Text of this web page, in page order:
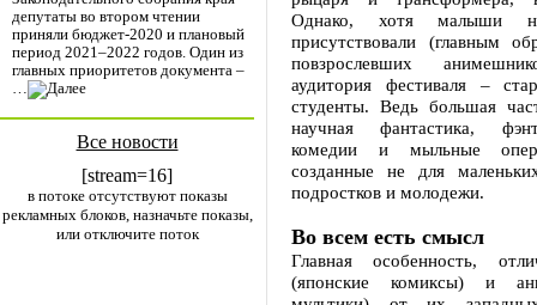
депутаты во втором чтении
приняли бюджет-2020 и плановый
период 2021–2022 годов. Один из
главных приоритетов документа –
…
Все новости
[stream=16]
в потоке отсутствуют показы
рекламных блоков, назначьте показы,
или отключите поток
Однако, хотя малыши
присутствовали (главным
повзрослевших
аудитория фестиваля –
студенты. Ведь большая
научная фантастика,
комедии и мыльные
созданные не для
подростков и молодежи.
Во всем есть смысл
Главная особенность,
(японские комиксы) и